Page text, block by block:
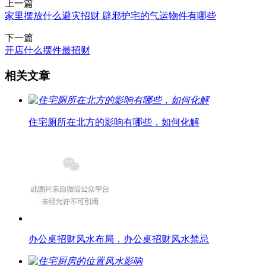
上一篇
家里摆放什么避灾招财 辟邪护宅的气运物件有哪些
下一篇
开店什么摆件最招财
相关文章
住宅厕所在北方的影响有哪些，如何化解
办公桌招财风水布局，办公桌招财风水禁忌